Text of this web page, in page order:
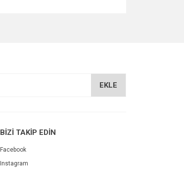
EKLE
BİZİ TAKİP EDİN
Facebook
Instagram